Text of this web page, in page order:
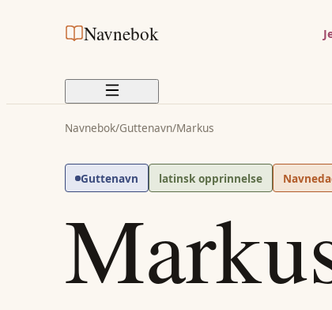
Navnebok
Navnebok/Guttenavn/Markus
Guttenavn latinsk opprinnelse